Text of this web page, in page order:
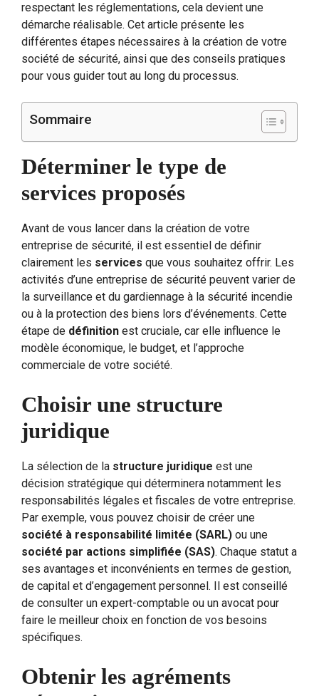
respectant les réglementations, cela devient une
démarche réalisable. Cet article présente les
différentes étapes nécessaires à la création de votre
société de sécurité, ainsi que des conseils pratiques
pour vous guider tout au long du processus.
Sommaire
Déterminer le type de
services proposés
Avant de vous lancer dans la création de votre
entreprise de sécurité, il est essentiel de définir
clairement les services que vous souhaitez offrir. Les
activités d’une entreprise de sécurité peuvent varier de
la surveillance et du gardiennage à la sécurité incendie
ou à la protection des biens lors d’événements. Cette
étape de définition est cruciale, car elle influence le
modèle économique, le budget, et l’approche
commerciale de votre société.
Choisir une structure
juridique
La sélection de la structure juridique est une
décision stratégique qui déterminera notamment les
responsabilités légales et fiscales de votre entreprise.
Par exemple, vous pouvez choisir de créer une
société à responsabilité limitée (SARL) ou une
société par actions simplifiée (SAS). Chaque statut a
ses avantages et inconvénients en termes de gestion,
de capital et d’engagement personnel. Il est conseillé
de consulter un expert-comptable ou un avocat pour
faire le meilleur choix en fonction de vos besoins
spécifiques.
Obtenir les agréments